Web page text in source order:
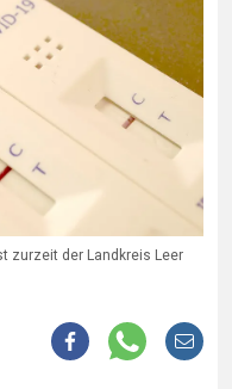
zurzeit der Landkreis Leer